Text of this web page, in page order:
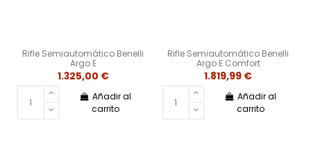
Rifle Semiautomático Benelli
Argo E
1.325,00 €
Añadir al
carrito
Rifle Semiautomático Benelli
Argo E Comfort
1.819,99 €
Añadir al
carrito